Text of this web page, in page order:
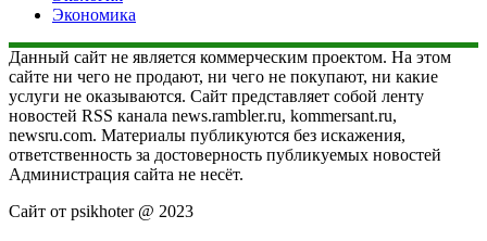
Экономика
Данный сайт не является коммерческим проектом. На этом
сайте ни чего не продают, ни чего не покупают, ни какие
услуги не оказываются. Сайт представляет собой ленту
новостей RSS канала news.rambler.ru, kommersant.ru,
newsru.com. Материалы публикуются без искажения,
ответственность за достоверность публикуемых новостей
Администрация сайта не несёт.
Сайт от psikhoter @ 2023